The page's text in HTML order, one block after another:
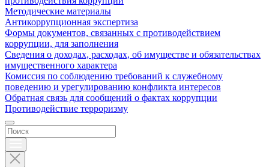
Методические материалы
Антикоррупционная экспертиза
Формы документов, связанных с противодействием
коррупции, для заполнения
Сведения о доходах, расходах, об имуществе и обязательствах
имущественного характера
Комиссия по соблюдению требований к служебному
поведению и урегулированию конфликта интересов
Обратная связь для сообщений о фактах коррупции
Противодействие терроризму